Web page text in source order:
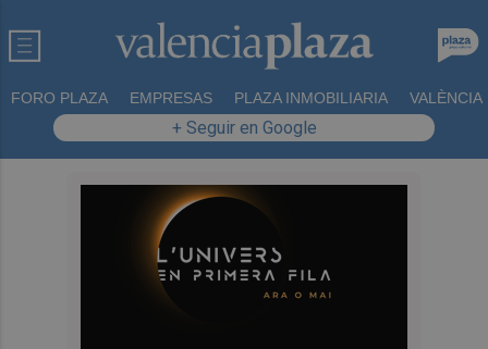
FORO PLAZA EMPRESAS PLAZA INMOBILIARIA VALÈNCIA
+ Seguir en Google